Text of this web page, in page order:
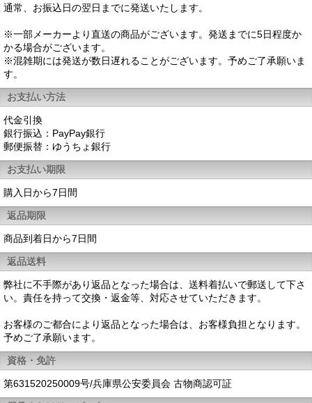
通常、お振込日の翌日までに発送いたします。
※一部メーカーより直送の商品がございます。発送までに5日程度か
かる場合がございます。
※混雑期には発送が数日遅れることがございます。予めご了承願いま
す。
お支払い方法
代金引換
銀行振込：PayPay銀行
郵便振替：ゆうちょ銀行
お支払い期限
購入日から7日間
返品期限
商品到着日から7日間
返品送料
弊社に不手際があり返品となった場合は、送料着払いで郵送して下さ
い。責任を持って交換・返金等、対応させていただきます。
お客様のご都合により返品となった場合は、お客様負担となります。
予めご了承願います。
資格・免許
第631520250009号/兵庫県公安委員会 古物商認可証